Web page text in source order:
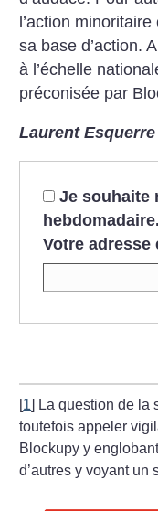
l’action
sa base d’action.
à l’échelle
préconisée par
Laurent
Je souhaite
hebdomadaire.
Votre adresse
[1] La question de la
toutefois appeler
Blockupy y
d’autres y voyant